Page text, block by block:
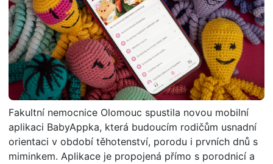
Fakultní nemocnice Olomouc spustila novou mobilní
aplikaci BabyAppka, která budoucím rodičům usnadní
orientaci v období těhotenství, porodu i prvních dnů s
miminkem. Aplikace je propojená přímo s porodnicí a